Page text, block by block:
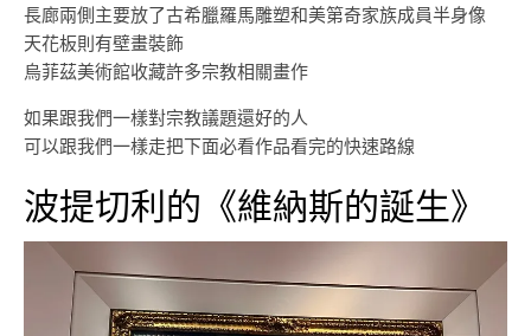
長廊兩側主要放了古希臘羅馬雕塑和美第奇家族成員半身像
天花板則有壁畫裝飾
烏菲茲美術館收藏許多宗教相關畫作
如果跟我們一樣對宗教議題還好的人
可以跟我們一樣走把下面必看作品看完的快速路線
波提切利的《維納斯的誕生》